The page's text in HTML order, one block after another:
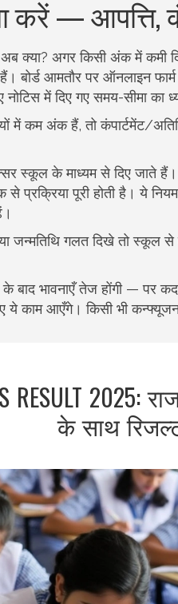
करें — आपत्ति,
क्या? अगर किसी अंक में कमी
आमतौर पर ऑनलाइन फार्म
नोटिस में दिए गए समय-सीमा का
अंक हैं, तो कंपार्टमेंट/
स्कूल के माध्यम से दिए जाते हैं।
प्रक्रिया पूरी होती है। ये
जन्मतिथि गलत दिखे तो स्कूल
बाद भावनाएँ तेज होंगी — पर
ये काम आएँगे। किसी भी
RESULT 2025:
के साथ